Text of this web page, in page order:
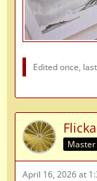
Edited once,
Flicka
Master
April 16, 2026 at